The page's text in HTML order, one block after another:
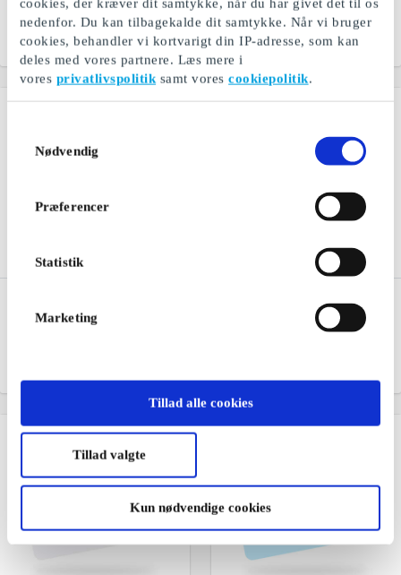
cookies, der kræver dit samtykke, når du har givet det til os
nedenfor. Du kan tilbagekalde dit samtykke. Når vi bruger
cookies, behandler vi kortvarigt din IP-adresse, som kan
deles med vores partnere. Læs mere i
vores privatlivspolitik samt vorescookiepolitik.
Nødvendig
Præferencer
Statistik
Marketing
Tillad alle cookies
Tillad valgte
Kun nødvendige cookies
babyudstyr og meget mere
Fra 100 kr.
mode til børn
Fra 100 kr.
Brætspil, hobby, skoleting
Panduro Hobby DK